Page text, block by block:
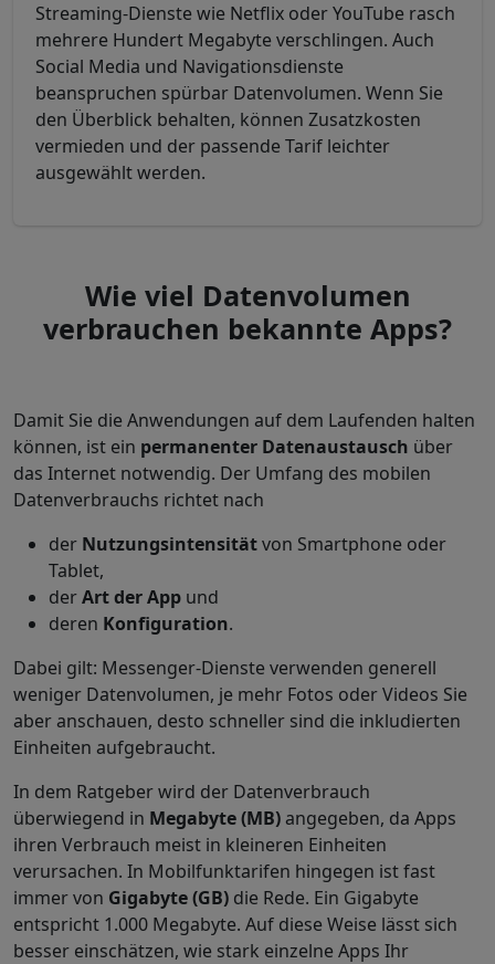
Streaming-Dienste wie Netflix oder YouTube rasch
mehrere Hundert Megabyte verschlingen. Auch
Social Media und Navigationsdienste
beanspruchen spürbar Datenvolumen. Wenn Sie
den Überblick behalten, können Zusatzkosten
vermieden und der passende Tarif leichter
ausgewählt werden.
Wie viel Datenvolumen
verbrauchen bekannte Apps?
Damit Sie die Anwendungen auf dem Laufenden halten
können, ist ein permanenter Datenaustausch über
das Internet notwendig. Der Umfang des mobilen
Datenverbrauchs richtet nach
der Nutzungsintensitätvon Smartphone oder
Tablet,
derArt der App und
deren Konfiguration.
Dabei gilt: Messenger-Dienste verwenden generell
weniger Datenvolumen, je mehr Fotos oder Videos Sie
aber anschauen, desto schneller sind die inkludierten
Einheiten aufgebraucht.
In dem Ratgeber wird der Datenverbrauch
überwiegend in Megabyte (MB)angegeben, da Apps
ihren Verbrauch meist in kleineren Einheiten
verursachen. In Mobilfunktarifen hingegen ist fast
immer von Gigabyte (GB) die Rede. Ein Gigabyte
entspricht 1.000 Megabyte. Auf diese Weise lässt sich
besser einschätzen, wie stark einzelne Apps Ihr